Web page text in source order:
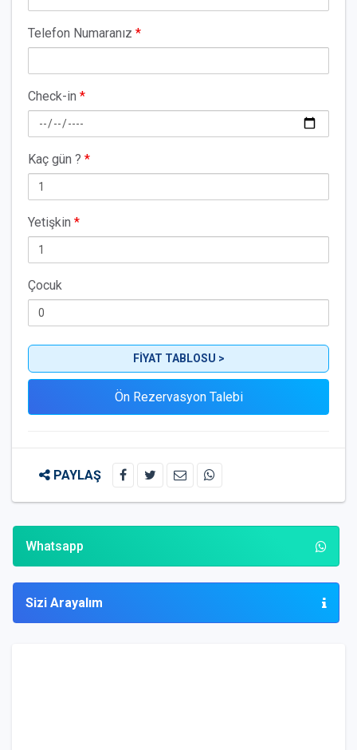
Telefon Numaranız *
Check-in *
Kaç gün ? *
Yetişkin *
Çocuk
FİYAT TABLOSU >
PAYLAŞ
Whatsapp
Sizi Arayalım